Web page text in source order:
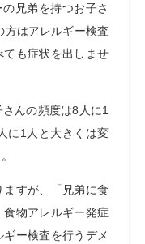
兄弟を持つお子さ
方はアレルギー検査
ても症状を出しませ
んの頻度は8人に1
に1人と大きくは変
すが、「兄弟に食
物アレルギー発症
ー検査を行うデメ